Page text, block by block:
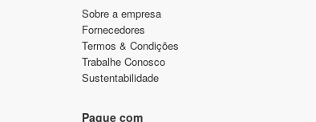
Sobre a empresa
Fornecedores
Termos & Condições
Trabalhe Conosco
Sustentabilidade
Pague com